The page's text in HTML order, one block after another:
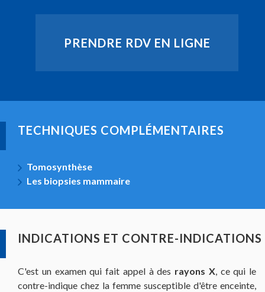
PRENDRE RDV EN LIGNE
TECHNIQUES COMPLÉMENTAIRES
Tomosynthèse
Les biopsies mammaire
INDICATIONS ET CONTRE-INDICATIONS
C'est un examen qui fait appel à des rayons X, ce qui le
contre-indique chez la femme susceptible d'être enceinte,